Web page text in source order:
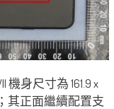
機身尺寸為 161.9 x
其正面繼續配置支